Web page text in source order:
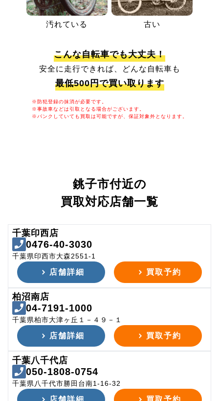
汚れている 古い
こんな自転車でも大丈夫！
安全に走行できれば、どんな自転車も
最低500円で買い取ります
※防犯登録の抹消が必要です。
※事故車などは引取となる場合がございます。
※パンクしていても買取は可能ですが、保証対象外となります。
銚子市付近の
買取対応店舗一覧
千葉印西店
0476-40-3030
千葉県印西市大森2551-1
店舗詳細 買取予約
柏沼南店
04-7191-1000
千葉県柏市大津ヶ丘１－４９－１
店舗詳細 買取予約
千葉八千代店
050-1808-0754
千葉県八千代市勝田台南1-16-32
店舗詳細 買取予約